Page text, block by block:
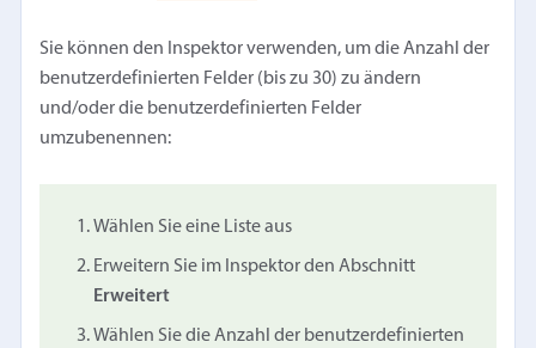
Sie können den Inspektor verwenden, um die Anzahl der
benutzerdefinierten Felder (bis zu 30) zu ändern
und/oder die benutzerdefinierten Felder
umzubenennen:
Wählen Sie eine Liste aus
Erweitern Sie im Inspektor den Abschnitt
Erweitert
Wählen Sie die Anzahl der benutzerdefinierten